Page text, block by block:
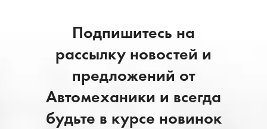
Подпишитесь на
рассылку новостей и
предложений от
Автомеханики и всегда
будьте в курсе новинок